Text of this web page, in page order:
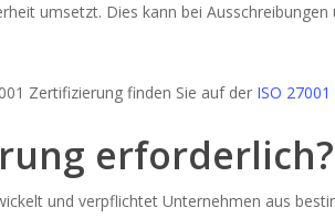
umsetzt. Dies kann bei
Zertifizierung finden Sie auf der ISO
erforderlich?
und verpflichtet Unternehmen aus